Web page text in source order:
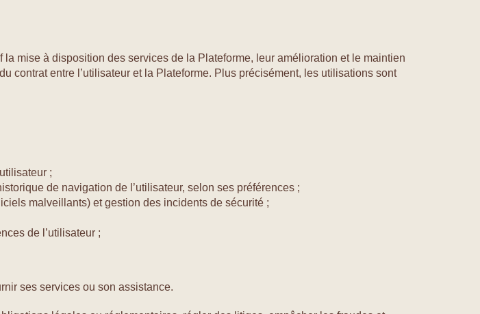
mise à disposition des services de la Plateforme, leur amélioration et le maintien
contrat entre l’utilisateur et la Plateforme. Plus précisément, les utilisations sont
;
de navigation de l’utilisateur, selon ses préférences ;
malveillants) et gestion des incidents de sécurité ;
de l’utilisateur ;
ses services ou son assistance.